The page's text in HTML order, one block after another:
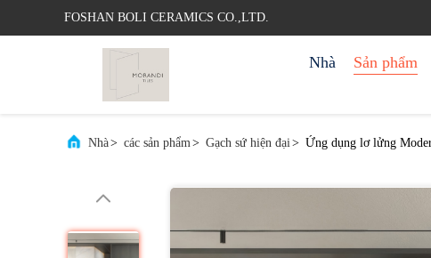
FOSHAN BOLI CERAMICS CO.,LTD.
Nhà Sản phẩm
Nhà> các sản phẩm> Gạch sứ hiện đại> Ứng dụng lơ lửng